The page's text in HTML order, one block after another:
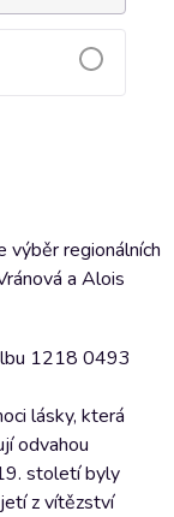
výběr regionálních
a Alois
1218 0493
lásky, která
odvahou
století byly
z vítězství